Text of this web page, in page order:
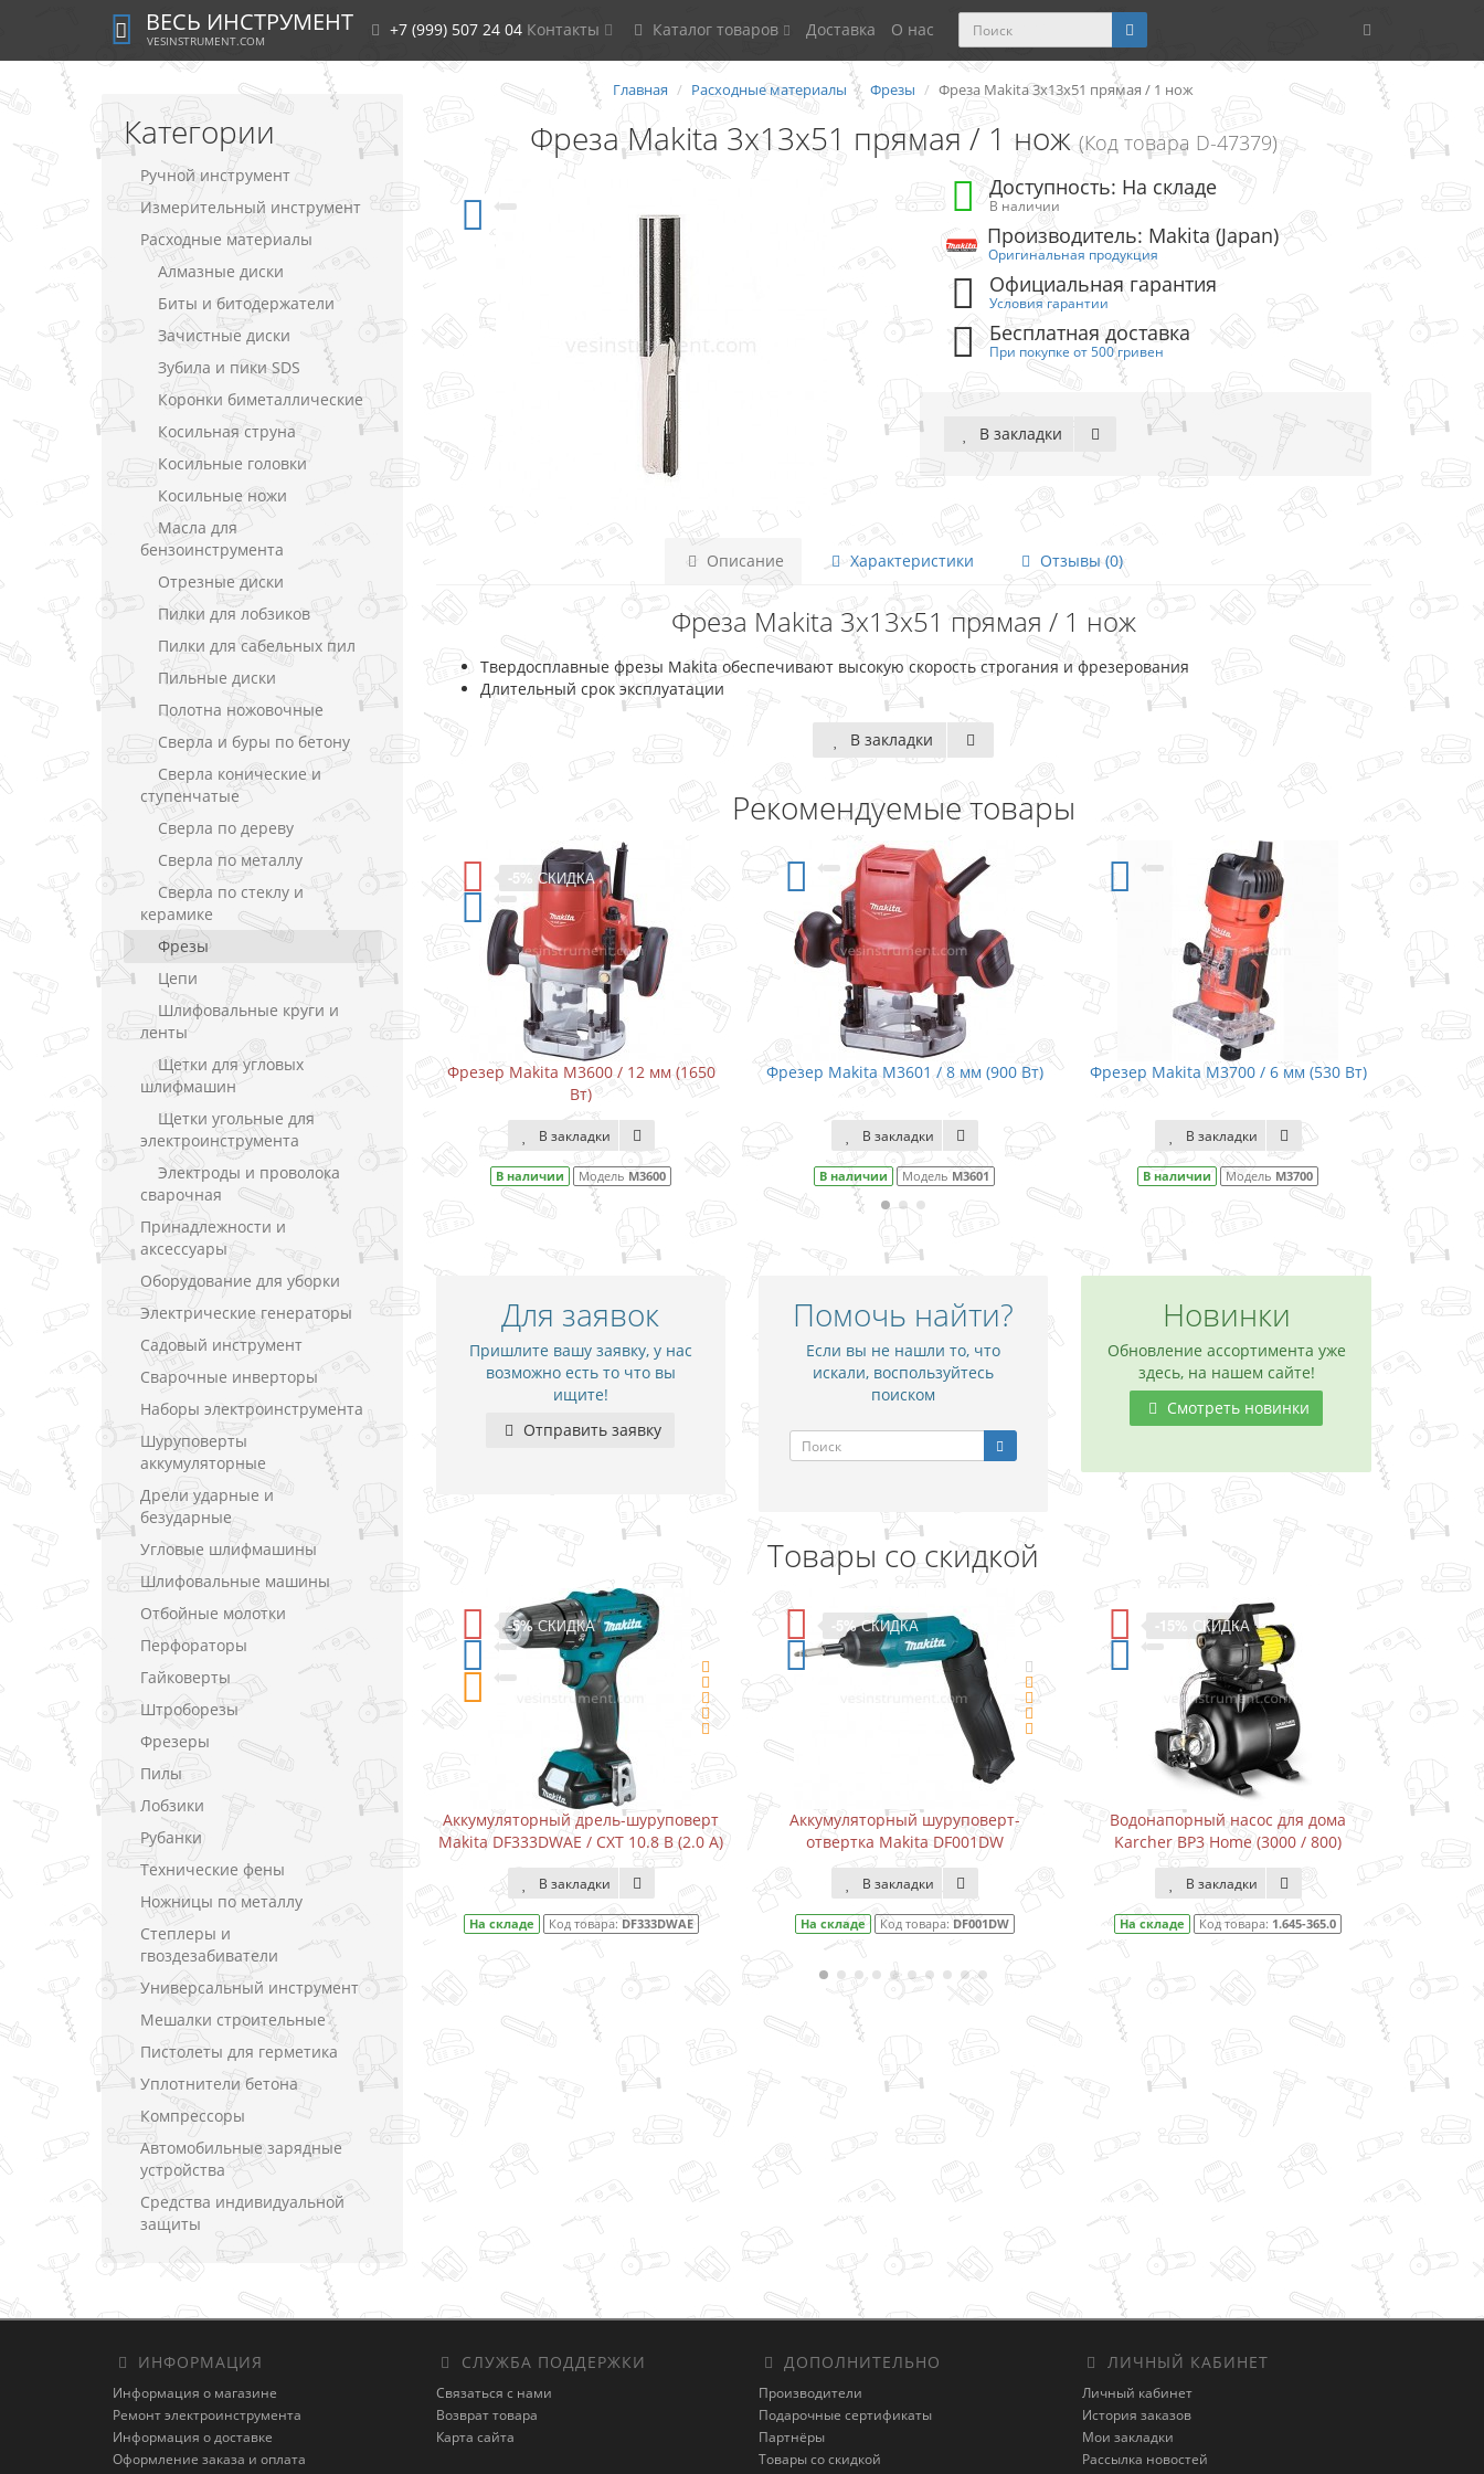
ВЕСЬ ИНСТРУМЕНТ
VESINSTRUMENT.COM
+7 (999) 507 24 04 Контакты Каталог товаров Доставка О нас
Категории
Ручной инструмент
Измерительный инструмент
Расходные материалы
Алмазные диски
Биты и битодержатели
Зачистные диски
Зубила и пики SDS
Коронки биметаллические
Косильная струна
Косильные головки
Косильные ножи
Масла для
бензоинструмента
Отрезные диски
Пилки для лобзиков
Пилки для сабельных пил
Пильные диски
Полотна ножовочные
Сверла и буры по бетону
Сверла конические и
ступенчатые
Сверла по дереву
Сверла по металлу
Сверла по стеклу и
керамике
Фрезы
Цепи
Шлифовальные круги и
ленты
Щетки для угловых
шлифмашин
Щетки угольные для
электроинструмента
Электроды и проволока
сварочная
Принадлежности и
аксессуары
Оборудование для уборки
Электрические генераторы
Садовый инструмент
Сварочные инверторы
Наборы электроинструмента
Шуруповерты
аккумуляторные
Дрели ударные и
безударные
Угловые шлифмашины
Шлифовальные машины
Отбойные молотки
Перфораторы
Гайковерты
Штроборезы
Фрезеры
Пилы
Лобзики
Рубанки
Технические фены
Ножницы по металлу
Степлеры и
гвоздезабиватели
Универсальный инструмент
Мешалки строительные
Пистолеты для герметика
Уплотнители бетона
Компрессоры
Автомобильные зарядные
устройства
Средства индивидуальной
защиты
Главная Расходные материалы Фрезы Фреза Makita 3x13x51 прямая / 1 нож
Фреза Makita 3x13x51 прямая / 1 нож (Код товара D-47379)
Доступность: На складе
В наличии
Производитель: Makita (Japan)
Оригинальная продукция
Официальная гарантия
Условия гарантии
Бесплатная доставка
При покупке от 500 гривен
В закладки
Описание Характеристики Отзывы (0)
Фреза Makita 3x13x51 прямая / 1 нож
Твердосплавные фрезы Makita обеспечивают высокую скорость строгания и фрезерования
Длительный срок эксплуатации
В закладки
Рекомендуемые товары
/ 8 мм (900 Вт)
RP0900
-5%
Фрезер Makita M3600 / 12 мм (1650
В закладки
В наличии Модель
Фрезер Makita M3601 / 8 мм (900 Вт)
В закладки
В наличии Модель M3601
Фрезер Makita M3700 / 6 мм (530 Вт)
В закладки
В наличии Модель
Фрезер Makita 3709 / 6 мм (530 Вт)
В закладки
В наличии Модель
Для заявок
Пришлите вашу заявку, у нас
возможно есть то что вы
ищите!
Отправить заявку
Помочь найти?
Если вы не нашли то, что
искали, воспользуйтесь
поиском
Новинки
Обновление ассортимента уже
здесь, на нашем сайте!
Смотреть новинки
Товары со скидкой
В (1.5 А)
-5%СКИДКА
Аккумуляторный дрель-шуруповерт
Makita DF333DWAE / CXT 10.8 В (2.0 А)
В закладки
На складе Код товара: DF333DWAE
-5%СКИДКА
Аккумуляторный шуруповерт-
отвертка Makita DF001DW
В закладки
На складе Код товара:DF001DW
-15%СКИДКА
Водонапорный насос для дома
Karcher BP3 Home (3000 / 800)
В закладки
На складе Код товара:1.645-365.0
-11%СКИДКА
Водонапорный насос для дома
Karcher BP3 Home&Garden (3300 /
800)
В закладки
1.645-353.0
ИНФОРМАЦИЯ
Информация о магазине
Ремонт электроинструмента
Информация о доставке
Оформление заказа и оплата
СЛУЖБА ПОДДЕРЖКИ
Связаться с нами
Возврат товара
Карта сайта
ДОПОЛНИТЕЛЬНО
Производители
Подарочные сертификаты
Партнёры
Товары со скидкой
ЛИЧНЫЙ КАБИНЕТ
Личный кабинет
История заказов
Мои закладки
Рассылка новостей